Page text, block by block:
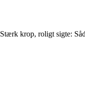
Stærk krop, roligt sigte: